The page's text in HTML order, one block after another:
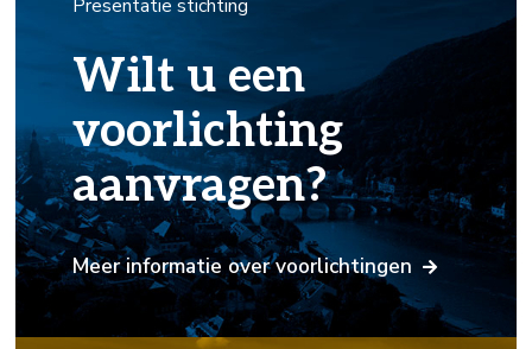
Presentatie stichting
Wilt u een
voorlichting
aanvragen?
Meer informatie over voorlichtingen